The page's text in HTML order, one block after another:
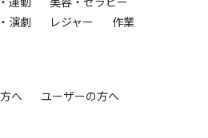
演劇 レジャー 作業
へ ユーザーの方へ